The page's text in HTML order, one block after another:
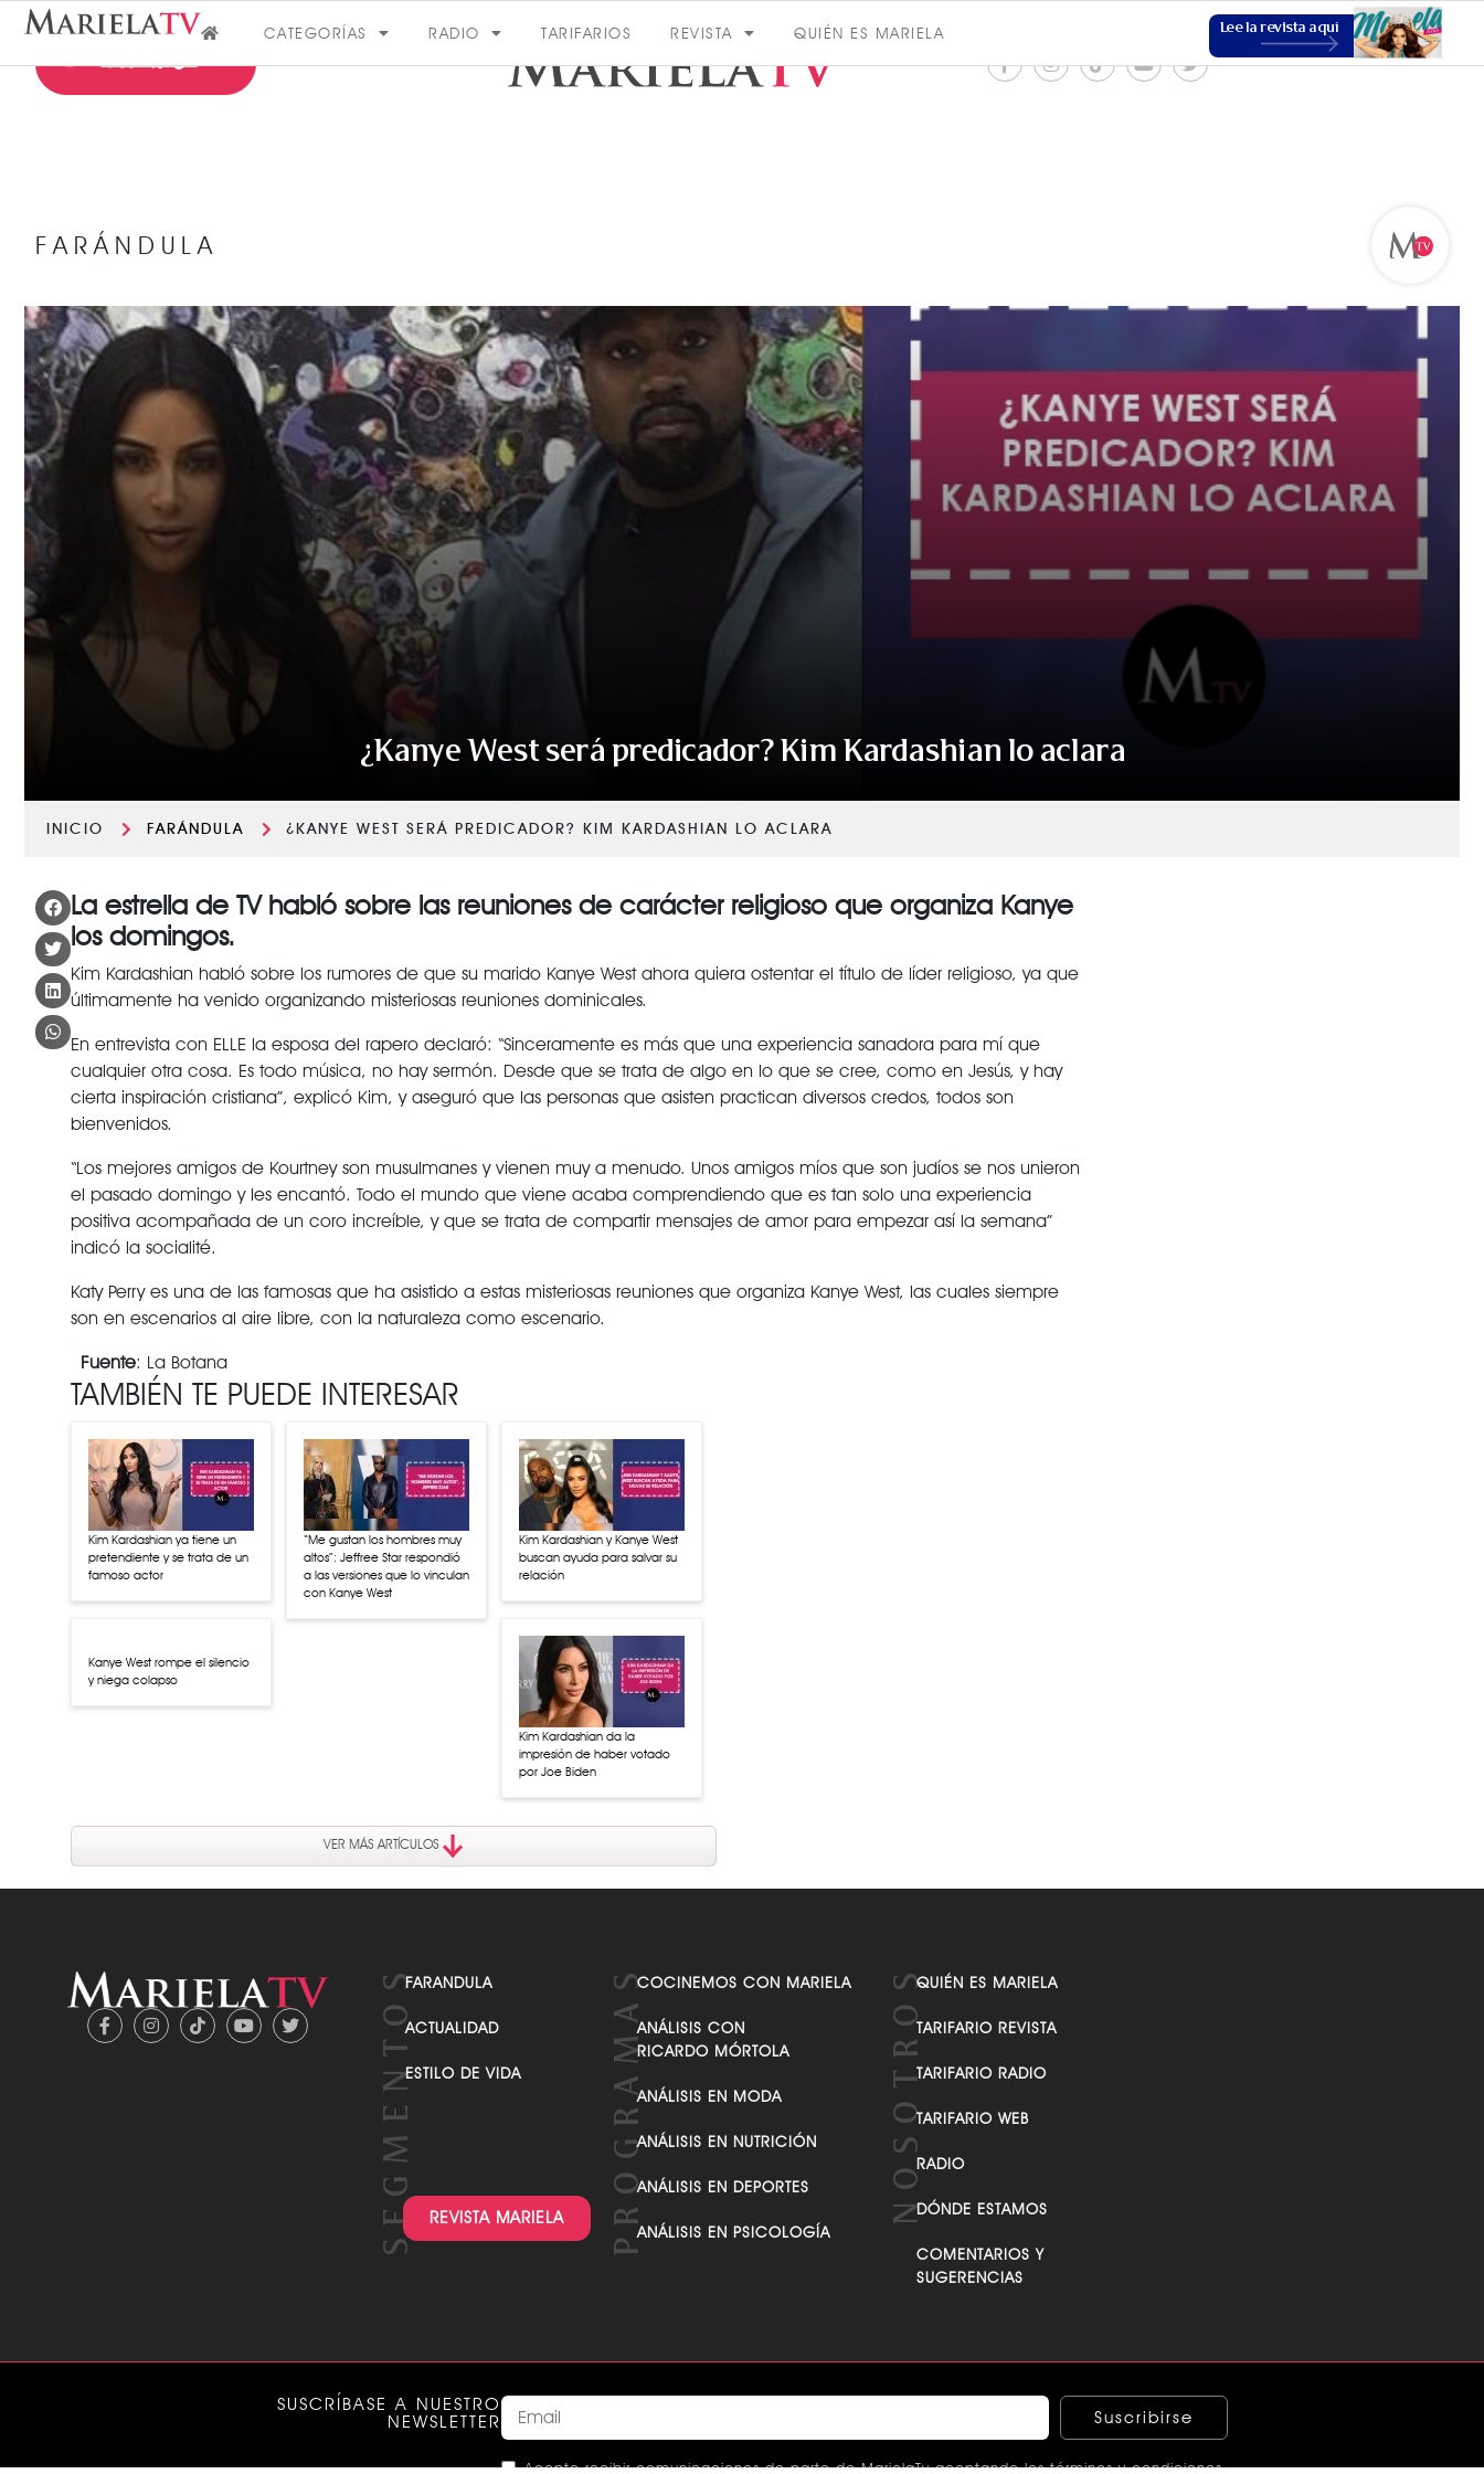
CATEGORÍAS RADIO TARIFARIOS REVISTA QUIÉN ES MARIELA Lee la revista aquí
VER MÁS VER MÁS
VER TODAS LAS CATEGORÍAS
FARÁNDULA
¿Kanye West será predicador? Kim Kardashian lo aclara
INICIO FARÁNDULA ¿KANYE WEST SERÁ PREDICADOR? KIM KARDASHIAN LO ACLARA
La estrella de TV habló sobre las reuniones de carácter religioso que organiza Kanye
los domingos.
Kim Kardashian habló sobre los rumores de que su marido Kanye West ahora quiera ostentar el título de líder religioso, ya que
últimamente ha venido organizando misteriosas reuniones dominicales.
En entrevista con ELLE la esposa del rapero declaró: “Sinceramente es más que una experiencia sanadora para mí que
cualquier otra cosa. Es todo música, no hay sermón. Desde que se trata de algo en lo que se cree, como en Jesús, y hay
cierta inspiración cristiana”, explicó Kim, y aseguró que las personas que asisten practican diversos credos, todos son
bienvenidos.
“Los mejores amigos de Kourtney son musulmanes y vienen muy a menudo. Unos amigos míos que son judíos se nos unieron
el pasado domingo y les encantó. Todo el mundo que viene acaba comprendiendo que es tan solo una experiencia
positiva acompañada de un coro increíble, y que se trata de compartir mensajes de amor para empezar así la semana”
indicó la socialité.
Katy Perry es una de las famosas que ha asistido a estas misteriosas reuniones que organiza Kanye West, las cuales siempre
son en escenarios al aire libre, con la naturaleza como escenario.
Fuente: La Botana
TAMBIÉN TE PUEDE INTERESAR
Kim Kardashian ya tiene un
pretendiente y se trata de un
famoso actor
Kanye West rompe el silencio
y niega colapso
“Me gustan los hombres muy
altos”: Jeffree Star respondió
a las versiones que lo vinculan
con Kanye West
Kim Kardashian y Kanye West
buscan ayuda para salvar su
relación
Kim Kardashian da la
impresión de haber votado
por Joe Biden
VER MÁS ARTÍCULOS
FARANDULA
ACTUALIDAD
ESTILO DE VIDA
REVISTA MARIELA
COCINEMOS CON MARIELA
ANÁLISIS CON
RICARDO MÓRTOLA
ANÁLISIS EN MODA
ANÁLISIS EN NUTRICIÓN
ANÁLISIS EN DEPORTES
ANÁLISIS EN PSICOLOGÍA
QUIÉN ES MARIELA
TARIFARIO REVISTA
TARIFARIO RADIO
TARIFARIO WEB
RADIO
DÓNDE ESTAMOS
COMENTARIOS Y
SUGERENCIAS
SUSCRÍBASE A NUESTRO
NEWSLETTER
Suscribirse
Acepto recibir comunicaciones de parte de MarielaTv aceptando los términos y condiciones